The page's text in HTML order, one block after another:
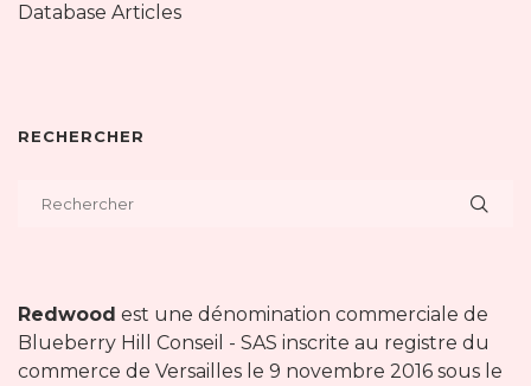
Database Articles
RECHERCHER
Redwood est une dénomination commerciale de
Blueberry Hill Conseil - SAS inscrite au registre du
commerce de Versailles le 9 novembre 2016 sous le